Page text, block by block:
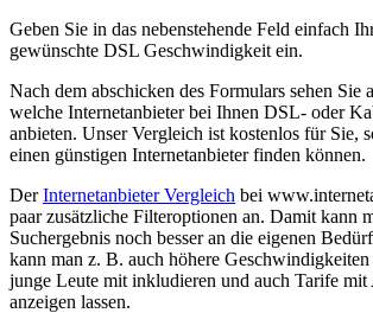
Geben Sie in das nebenstehende Feld einfach
gewünschte DSL Geschwindigkeit ein.
Nach dem abschicken des Formulars sehen Sie
welche Internetanbieter bei Ihnen DSL- oder
anbieten. Unser Vergleich ist kostenlos für Sie,
einen günstigen Internetanbieter finden können.
DerInternetanbieter Vergleich bei
paar zusätzliche Filteroptionen an. Damit kann
Suchergebnis noch besser an die eigenen
kann man z. B. auch höhere
junge Leute mit inkludieren und auch Tarife mit
anzeigen lassen.